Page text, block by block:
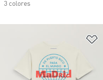
3 colores